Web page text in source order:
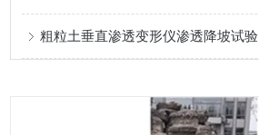
粗粒土垂直渗透变形仪渗透降坡试验